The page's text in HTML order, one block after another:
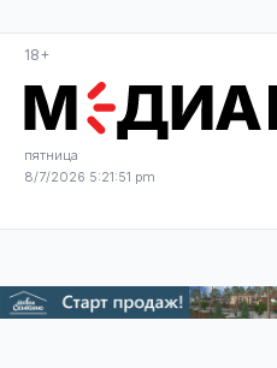
18+
пятница
8/7/2026 5:21:51 pm